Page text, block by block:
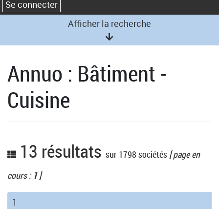
Afficher la recherche
Annuo : Bâtiment -
Cuisine
13 résultats sur 1798 sociétés [ page en
cours : 1]
1